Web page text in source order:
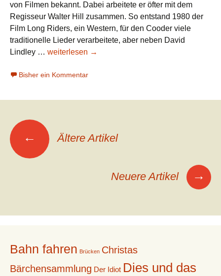
von Filmen bekannt. Dabei arbeitete er öfter mit dem
Regisseur Walter Hill zusammen. So entstand 1980 der
Film Long Riders, ein Western, für den Cooder viele
traditionelle Lieder verarbeitete, aber neben David
Lindley … Ry
Long
(1980)
weiterlesen →
Bisher ein Kommentar
Beitrags-
Navigation
← Ältere Artikel
Neuere Artikel →
Bahn fahren Brücken Christas
Bärchensammlung Der Idiot Dies und das